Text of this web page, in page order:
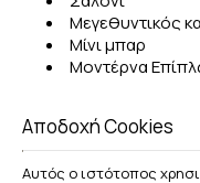
Μεγεθυντικός
Μίνι μπαρ
Μοντέρνα
Μουσική
Πρίζα για
Χρηματοκιβώτιο
Αποδοχή Cookies
Αυτός ο ιστότοπος